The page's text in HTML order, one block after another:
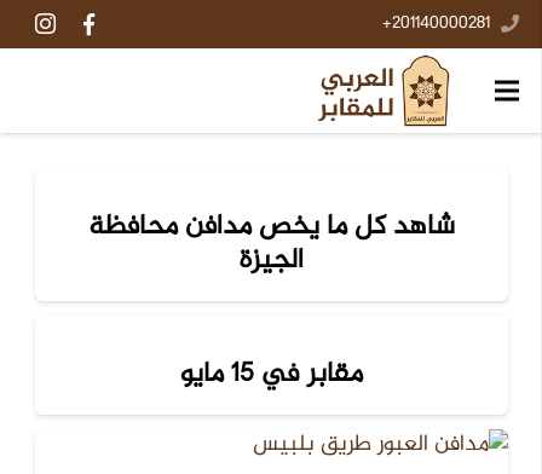
201140000281+
شاهد كل ما يخص مدافن محافظة
الجيزة
مقابر في 15 مايو